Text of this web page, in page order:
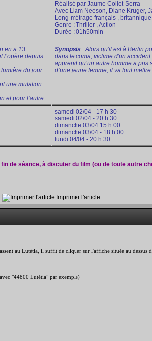
Réalisé par Jaume Collet-Serra
Avec Liam Neeson, Diane Kruger,
Long-métrage français ,
Genre : Thriller , Action
Durée : 01h50min
en a 13...
l’opère depuis
lumière du jour.
une mutation
et pour l’autre.
Synopsis : Alors qu'il est à Berlin
dans le coma, victime d'un
apprend qu’un autre homme a pris
d’une jeune femme, il va tout
samedi 02/04 - 17 h 30
samedi 02/04 - 20 h 30
dimanche 03/04 15 h 00
dimanche 03/04 - 18 h 00
lundi 04/04 - 20 h 30
de séance, à discuter du film (ou de toute autre
Imprimer l'article
au Lutétia, il suffit de cliquer sur l'affiche située au dessus
"44800 Lutétia" par exemple)